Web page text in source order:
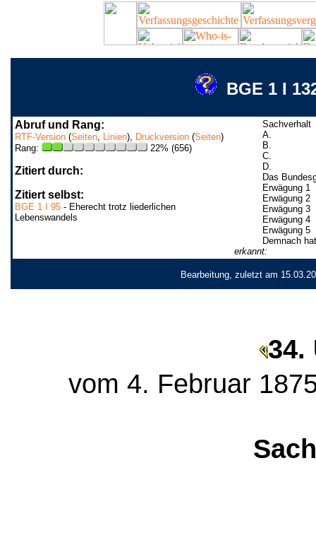
BGE 1 I
Abruf und Rang:
RTF-Version (Seiten, Linien), Druckversion (Seiten)
Rang:
22% (656)
Zitiert durch:
Zitiert selbst:
BGE 1 I 95 - Eherecht trotz liederlichen
Lebenswandels
Sachverhalt
A.
B.
C.
D.
Das
Erwägung 1
Erwägung 2
Erwägung 3
Erwägung 4
Erwägung 5
Demnach
erkannt:
Bearbeitung, zuletzt am
34.
vom 4. Februar